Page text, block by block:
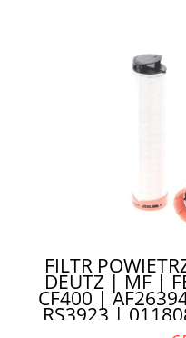
FILTR
DEUTZ | MF |
CF400 |
RS3923 |